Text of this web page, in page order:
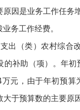
原因是业务工作任务
务工作经费。
（类）农村综合
的补助（项）。年初
元，由于年初预算
大于预算数的主要原